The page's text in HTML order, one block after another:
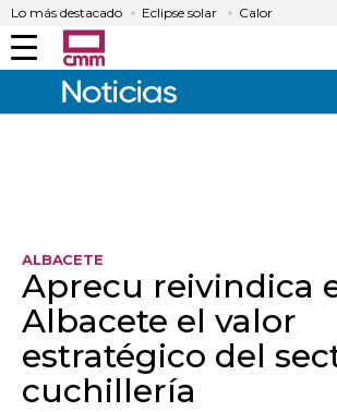
Lo más destacado Eclipse solar Calor
Menú
ALBACETE
Aprecu reivindica
Albacete el valor
estratégico del
cuchillería